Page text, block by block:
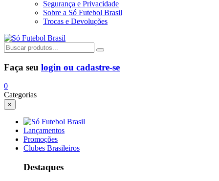
Segurança e Privacidade
Sobre a Só Futebol Brasil
Trocas e Devoluções
Faça seu login ou cadastre-se
0
Categorias
×
Lançamentos
Promoções
Clubes Brasileiros
Destaques